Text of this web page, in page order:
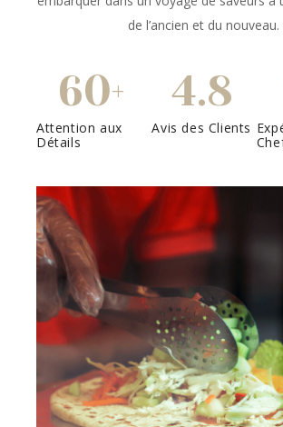
de l’ancien et du nouveau.
Attention aux
Détails
60+
Avis des Clients
4.8